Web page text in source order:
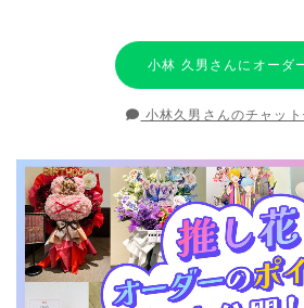
小林 久男さんにオーダ
小林久男さんのチャッ